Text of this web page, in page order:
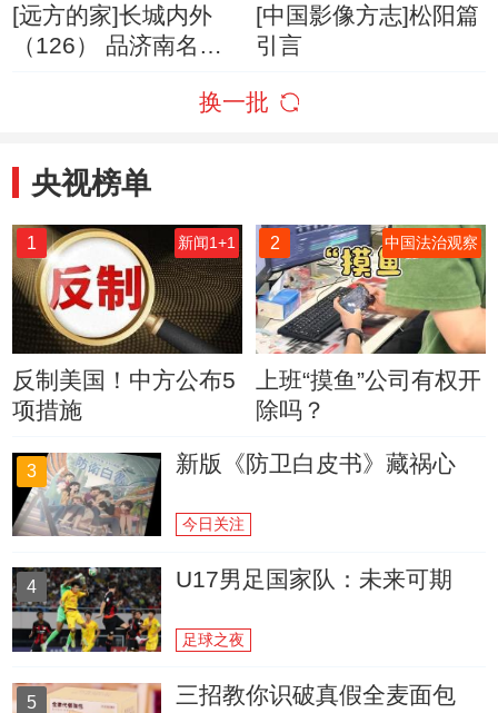
[远方的家]长城内外
（126） 品济南名吃
[中国影像方志]松阳篇
引言
换一批
央视榜单
1 新闻1+1
反制美国！中方公布5
项措施
2 中国法治观察
上班“摸鱼”公司有权开
除吗？
3 新版《防卫白皮书》藏祸心
今日关注
4 U17男足国家队：未来可期
足球之夜
5 三招教你识破真假全麦面包